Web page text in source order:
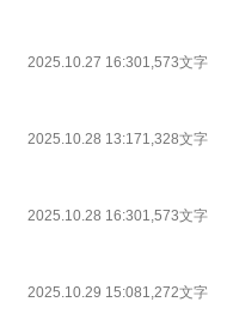
2025.10.27 16:301,573文字
2025.10.28 13:171,328文字
2025.10.28 16:301,573文字
2025.10.29 15:081,272文字